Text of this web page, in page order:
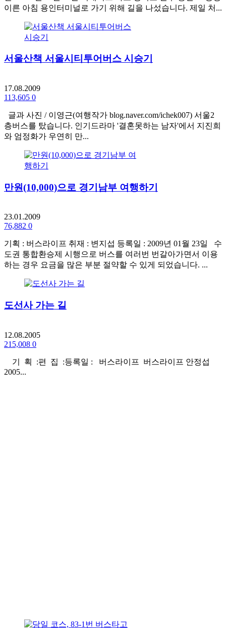
이른 아침 용인터미널로 가기 위해 길을 나섰습니다. 제일 처...
서울산책 서울시티투어버스 시승기
17.08.2009
113,605 0
글과 사진 / 이영근(여행작가 blog.naver.com/ichek007) 서울2
층버스를 탔습니다. 인기드라마 '결혼못하는 남자'에서 지진희
와 엄정화가 우연히 만...
만원(10,000)으로 경기남부 여행하기
23.01.2009
76,882 0
기획 : 버스라이프 취재 : 변지섭 등록일 : 2009년 01월 23일 수
도권 통합환승제 시행으로 버스를 여러번 번갈아가면서 이용
하는 경우 요금을 많은 부분 절약할 수 있게 되었습니다. ...
도선사 가는 길
12.08.2005
215,008 0
기 획 :편 집 :등록일 : 버스라이프 버스라이프 안정섭
2005...